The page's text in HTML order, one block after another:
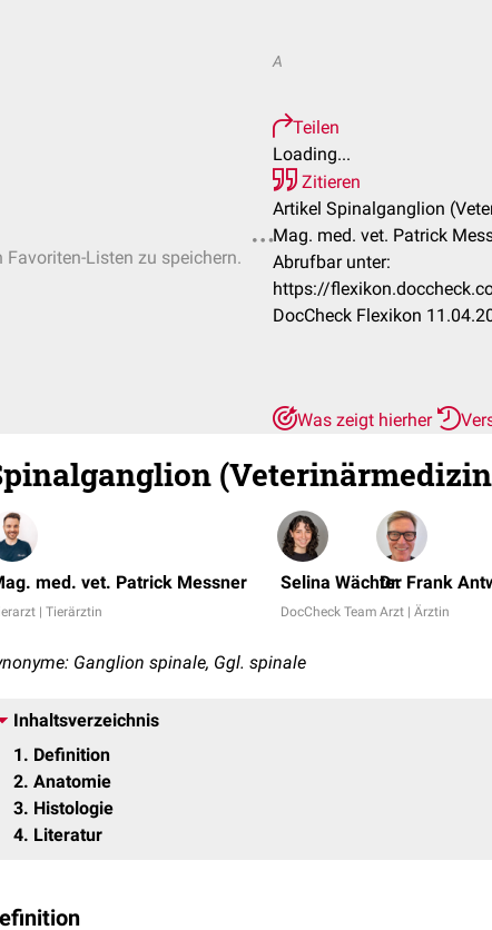
Listen zu speichern.
A
Teilen
Loading...
Zitieren
Artikel Spinalganglion
Mag. med. vet. Patrick
Abrufbar unter:
https://
DocCheck Flexikon
Was zeigt hierher
med. vet. Patrick Messner
| Tierärztin
Selina Wächter
DocCheck Team
Dr. Frank
Arzt | Ärztin
Ganglion spinale, Ggl. spinale
Inhaltsverzeichnis
1
Definition
2 Anatomie
3 Histologie
4 Literatur